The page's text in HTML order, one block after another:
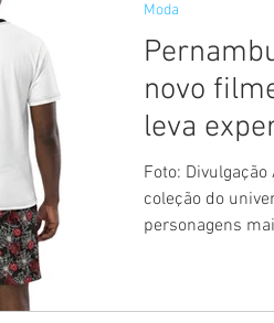
novo
leva
fãs do
Foto:
coleção do
personagens
"Homem-
Moda